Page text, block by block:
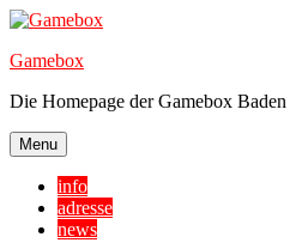
Skip
content
Gamebox
Die Homepage der Gamebox Baden
Menu
info
adresse
news